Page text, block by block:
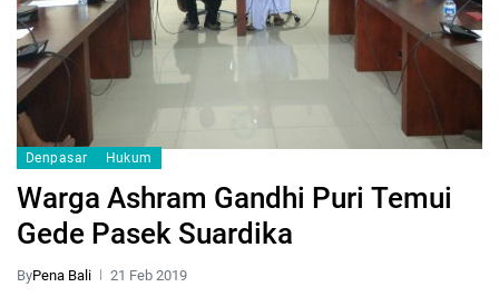
Denpasar Hukum
Warga Ashram Gandhi Puri Temui
Gede Pasek Suardika
ByPena Bali 21 Feb 2019